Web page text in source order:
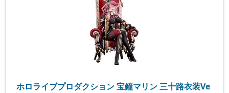
ホロライブプロダクション 宝鐘マリン 三十路衣装Ve